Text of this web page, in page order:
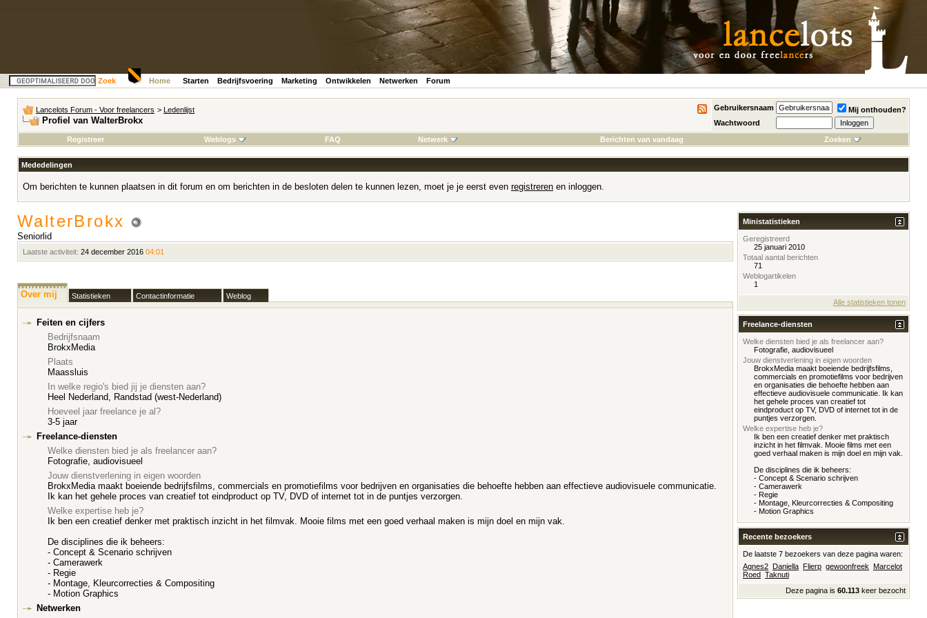
Zoek Home Starten Bedrijfsvoering Marketing Ontwikkelen Netwerken Forum
Lancelots Forum - Voor freelancers > Ledenlijst
Profiel van WalterBrokx
Gebruikersnaam
Mij onthouden?
Wachtwoord
Registreer
Weblogs FAQ Netwerk Berichten van vandaag Zoeken
Mededelingen
Om berichten te kunnen plaatsen in dit forum en om berichten in de besloten delen te kunnen lezen, moet je je eerst even registreren en inloggen.
WalterBrokx
Seniorlid
Laatste activiteit: 24 december 2016 04:01
Over mij Statistieken Contactinformatie Weblog
Feiten en cijfers
Bedrijfsnaam
BrokxMedia
Plaats
Maassluis
In welke regio's bied jij je diensten aan?
Heel Nederland, Randstad (west-Nederland)
Hoeveel jaar freelance je al?
3-5 jaar
Freelance-diensten
Welke diensten bied je als freelancer aan?
Fotografie, audiovisueel
Jouw dienstverlening in eigen woorden
BrokxMedia maakt boeiende bedrijfsfilms, commercials en promotiefilms voor bedrijven en organisaties die behoefte hebben aan effectieve audiovisuele communicatie.
Ik kan het gehele proces van creatief tot eindproduct op TV, DVD of internet tot in de puntjes verzorgen.
Welke expertise heb je?
Ik ben een creatief denker met praktisch inzicht in het filmvak. Mooie films met een goed verhaal maken is mijn doel en mijn vak.
De disciplines die ik beheers:
- Concept & Scenario schrijven
- Camerawerk
- Regie
- Montage, Kleurcorrecties & Compositing
- Motion Graphics
Netwerken
Ministatistieken
Geregistreerd
25 januari 2010
Totaal aantal berichten
71
Weblogartikelen
1
Alle statistieken tonen
Freelance-diensten
Welke diensten bied je als freelancer aan?
Fotografie, audiovisueel
Jouw dienstverlening in eigen woorden
BrokxMedia maakt boeiende bedrijfsfilms,
commercials en promotiefilms voor bedrijven
en organisaties die behoefte hebben aan
effectieve audiovisuele communicatie. Ik kan
het gehele proces van creatief tot
eindproduct op TV, DVD of internet tot in de
puntjes verzorgen.
Welke expertise heb je?
Ik ben een creatief denker met praktisch
inzicht in het filmvak. Mooie films met een
goed verhaal maken is mijn doel en mijn vak.
De disciplines die ik beheers:
- Concept & Scenario schrijven
- Camerawerk
- Regie
- Montage, Kleurcorrecties & Compositing
- Motion Graphics
Recente bezoekers
De laatste 7 bezoekers van deze pagina waren:
Agnes2 Daniella Flierp gewoonfreek Marcelot
Roed Taknuti
Deze pagina is 60.113 keer bezocht